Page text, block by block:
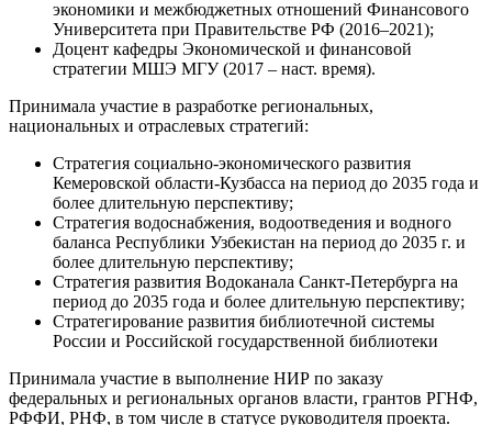
экономики и межбюджетных отношений Финансового
Университета при Правительстве РФ (2016–2021);
Доцент кафедры Экономической и финансовой
стратегии МШЭ МГУ (2017 – наст. время).
Принимала участие в разработке региональных,
национальных и отраслевых стратегий:
Стратегия социально-экономического развития
Кемеровской области-Кузбасса на период до 2035 года и
более длительную перспективу;
Стратегия водоснабжения, водоотведения и водного
баланса Республики Узбекистан на период до 2035 г. и
более длительную перспективу;
Стратегия развития Водоканала Санкт-Петербурга на
период до 2035 года и более длительную перспективу;
Стратегирование развития библиотечной системы
России и Российской государственной библиотеки
Принимала участие в выполнение НИР по заказу
федеральных и региональных органов власти, грантов РГНФ,
РФФИ, РНФ, в том числе в статусе руководителя проекта.